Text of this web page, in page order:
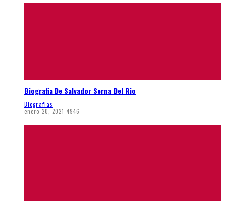
Biografia De Salvador Serna Del Rio
Biografias
enero 20, 2021 4946